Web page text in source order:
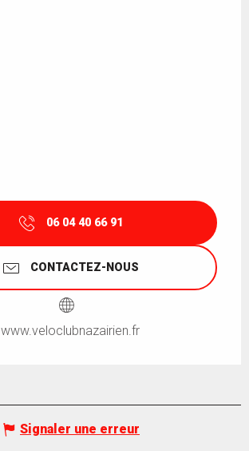
06 04 40 66 91
CONTACTEZ-NOUS
www.veloclubnazairien.fr
Signaler une erreur